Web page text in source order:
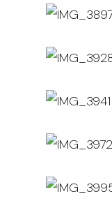
IMG_3897
IMG_3928
IMG_3941
IMG_3972
IMG_3995